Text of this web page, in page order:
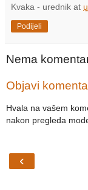
Kvaka - urednik at
Podijeli
Nema
Objavi
Hvala na vašem
nakon pregleda
‹